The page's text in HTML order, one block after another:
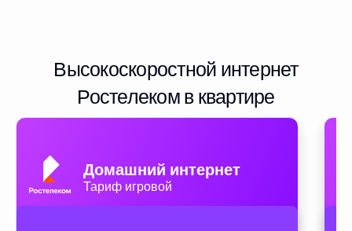
Высокоскоростной интернет
Ростелеком в квартире
Домашний интернет
Тариф игровой